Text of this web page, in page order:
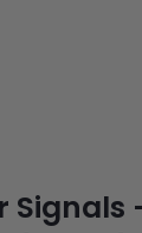
Signals